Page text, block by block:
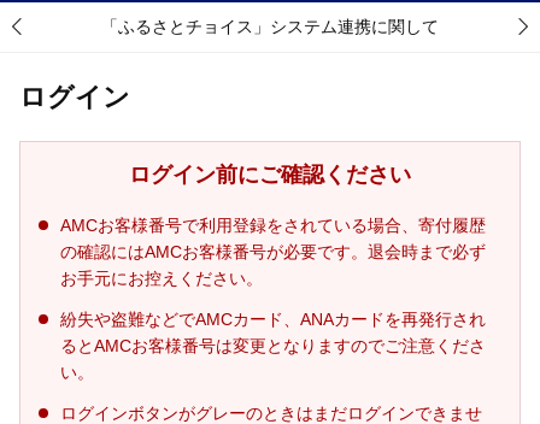
「ふるさとチョイス」システム連携に関して
ログイン
ログイン前にご確認ください
AMCお客様番号で利用登録をされている場合、寄付履歴
の確認にはAMCお客様番号が必要です。退会時まで必ず
お手元にお控えください。
紛失や盗難などでAMCカード、ANAカードを再発行され
るとAMCお客様番号は変更となりますのでご注意くださ
い。
ログインボタンがグレーのときはまだログインできませ